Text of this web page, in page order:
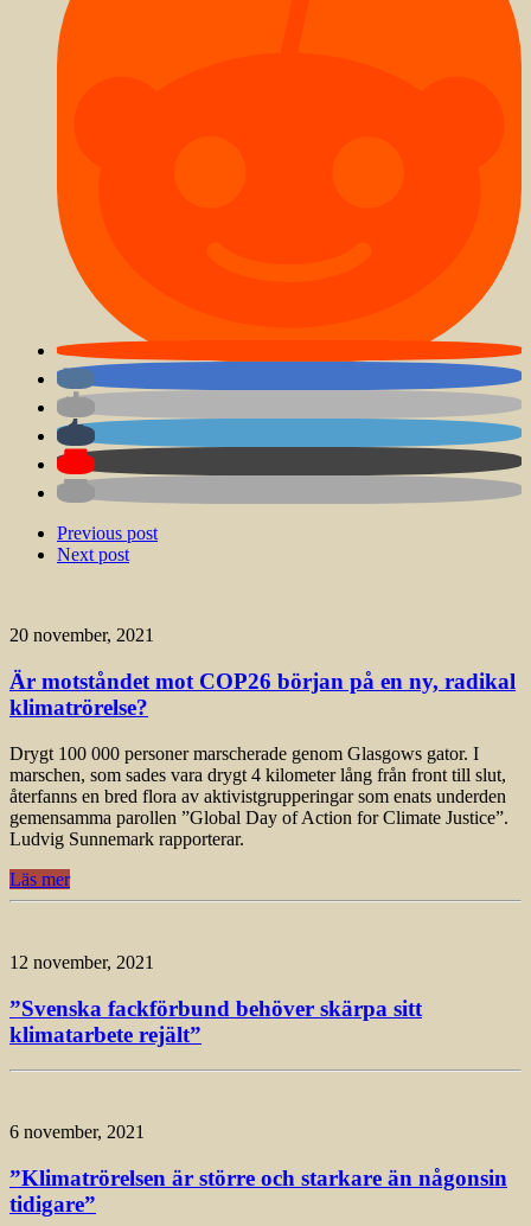
Previous post
Next post
20 november, 2021
Är motståndet mot COP26 början på en ny, radikal
klimatrörelse?
Drygt 100 000 personer marscherade genom Glasgows gator. I
marschen, som sades vara drygt 4 kilometer lång från front till slut,
återfanns en bred flora av aktivistgrupperingar som enats underden
gemensamma parollen ”Global Day of Action for Climate Justice”.
Ludvig Sunnemark rapporterar.
Läs mer
12 november, 2021
”Svenska fackförbund behöver skärpa sitt
klimatarbete rejält”
6 november, 2021
”Klimatrörelsen är större och starkare än någonsin
tidigare”